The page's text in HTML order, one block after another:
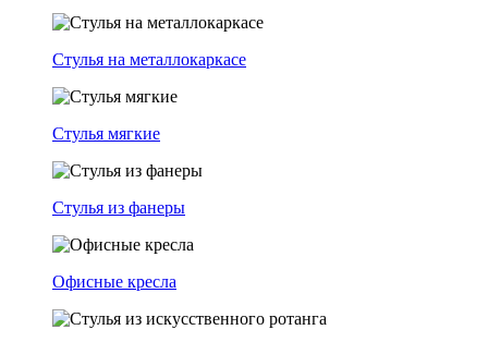
Стулья на металлокаркасе
Стулья мягкие
Стулья из фанеры
Офисные кресла